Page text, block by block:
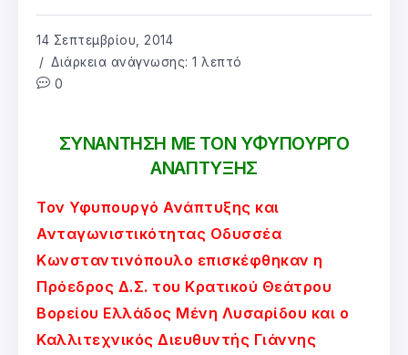
14 Σεπτεμβρίου, 2014
Διάρκεια ανάγνωσης: 1 λεπτό
0
ΣΥΝΑΝΤΗΣΗ ΜΕ ΤΟΝ ΥΦΥΠΟΥΡΓΟ
ΑΝΑΠΤΥΞΗΣ
Τον Υφυπουργό Ανάπτυξης και
Ανταγωνιστικότητας Οδυσσέα
Κωνσταντινόπουλο επισκέφθηκαν η
Πρόεδρος Δ.Σ. του Κρατικού Θεάτρου
Βορείου Ελλάδος Μένη Λυσαρίδου και ο
Καλλιτεχνικός Διευθυντής Γιάννης